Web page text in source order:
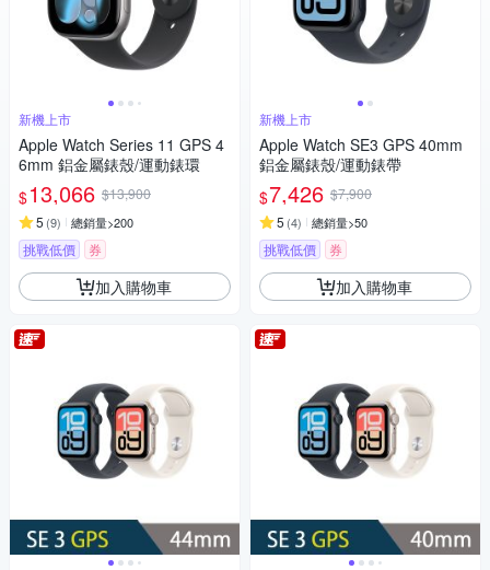
新機上市
Apple Watch Series 11 GPS 4
6mm 鋁金屬錶殼/運動錶環
$13,066 $13,900
5 (9) 總銷量>200
挑戰低價 券
加入購物車
新機上市
Apple Watch SE3 GPS 40mm
鋁金屬錶殼/運動錶帶
$7,426 $7,900
5 (4) 總銷量>50
挑戰低價 券
加入購物車